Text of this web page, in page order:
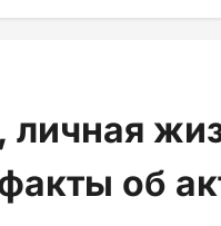
личная
об